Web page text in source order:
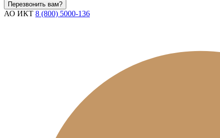
Перезвонить вам?
АО ИКТ 8 (800) 5000-136